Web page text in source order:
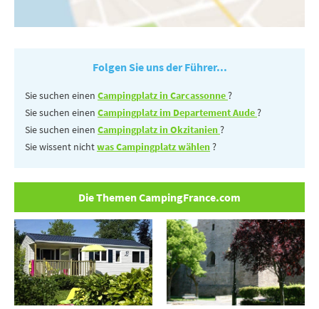
Folgen Sie uns der Führer...
Sie suchen einen Campingplatz in Carcassonne?
Sie suchen einen Campingplatz im Departement Aude?
Sie suchen einen Campingplatz in Okzitanien?
Sie wissent nichtwas Campingplatz wählen?
Die Themen CampingFrance.com